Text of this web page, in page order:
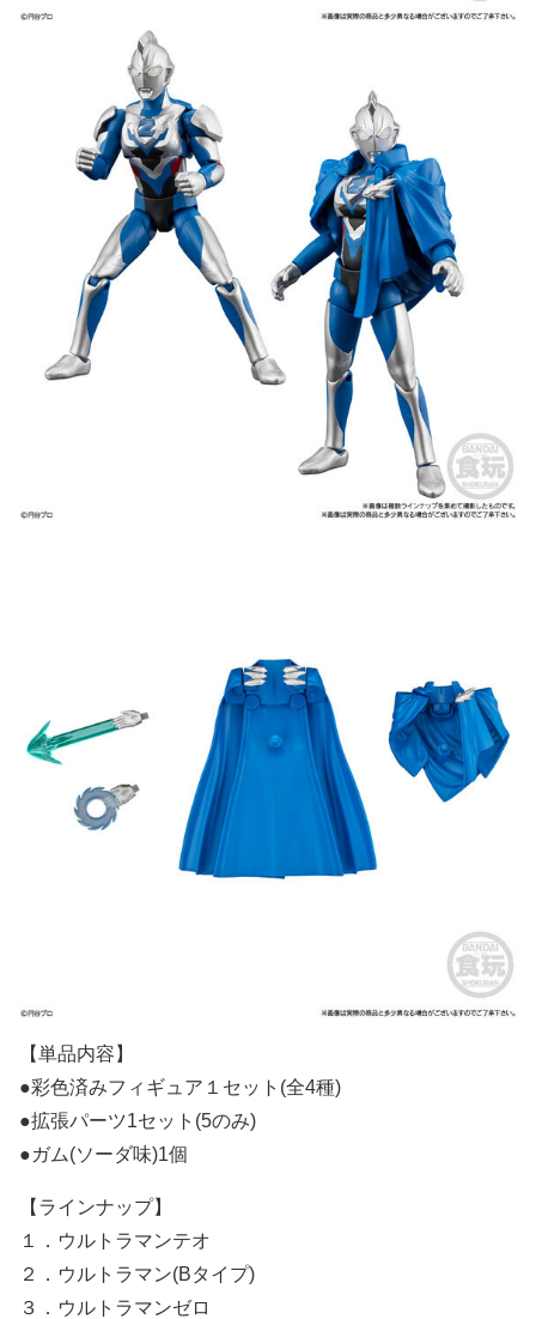
【単品内容】
●彩色済みフィギュア１セット(全4種)
●拡張パーツ1セット(5のみ)
●ガム(ソーダ味)1個
【ラインナップ】
１．ウルトラマンテオ
２．ウルトラマン(Bタイプ)
３．ウルトラマンゼロ